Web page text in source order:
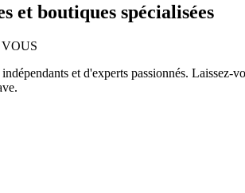
et boutiques spécialisées
et d'experts passionnés.